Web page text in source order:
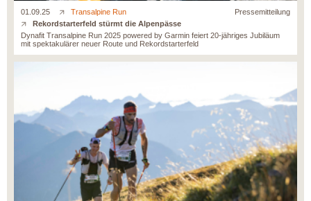
01.09.25 Transalpine Run
Pressemitteilung
Rekordstarterfeld stürmt die Alpenpässe
Dynafit Transalpine Run 2025 powered by Garmin feiert 20-jähriges Jubiläum
mit spektakulärer neuer Route und Rekordstarterfeld